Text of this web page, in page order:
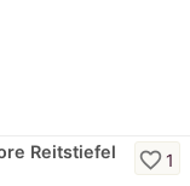
Reitstiefel favorite_border1